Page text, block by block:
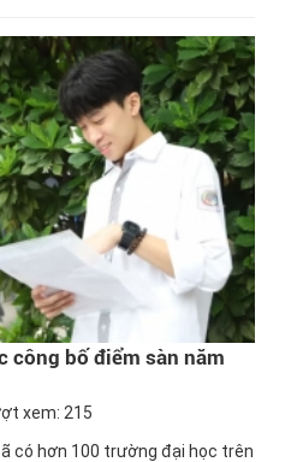
công bố điểm sàn năm
xem: 215
có hơn 100 trường đại học trên